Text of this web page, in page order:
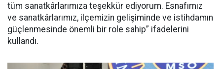
tüm sanatkârlarımıza teşekkür ediyorum. Esnafımız
ve sanatkârlarımız, ilçemizin gelişiminde ve istihdamın
güçlenmesinde önemli bir role sahip” ifadelerini
kullandı.